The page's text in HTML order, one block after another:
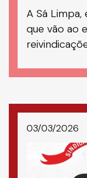
A Sá Limpa,
que vão ao
03/03/2026